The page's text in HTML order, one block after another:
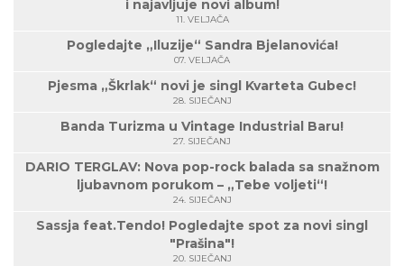
i najavljuje novi album!
11. VELJAČA
Pogledajte „Iluzije“ Sandra Bjelanovića!
07. VELJAČA
Pjesma „Škrlak“ novi je singl Kvarteta Gubec!
28. SIJEČANJ
Banda Turizma u Vintage Industrial Baru!
27. SIJEČANJ
DARIO TERGLAV: Nova pop-rock balada sa snažnom
ljubavnom porukom – „Tebe voljeti“!
24. SIJEČANJ
Sassja feat.Tendo! Pogledajte spot za novi singl
"Prašina"!
20. SIJEČANJ